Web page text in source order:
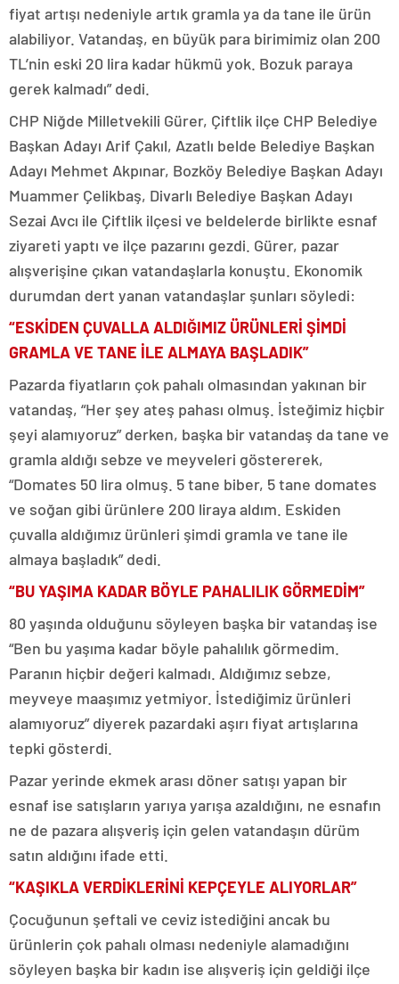
fiyat artışı nedeniyle artık gramla ya da tane ile ürün
alabiliyor. Vatandaş, en büyük para birimimiz olan 200
TL’nin eski 20 lira kadar hükmü yok. Bozuk paraya
gerek kalmadı” dedi.
CHP Niğde Milletvekili Gürer, Çiftlik ilçe CHP Belediye
Başkan Adayı Arif Çakıl, Azatlı belde Belediye Başkan
Adayı Mehmet Akpınar, Bozköy Belediye Başkan Adayı
Muammer Çelikbaş, Divarlı Belediye Başkan Adayı
Sezai Avcı ile Çiftlik ilçesi ve beldelerde birlikte esnaf
ziyareti yaptı ve ilçe pazarını gezdi. Gürer, pazar
alışverişine çıkan vatandaşlarla konuştu. Ekonomik
durumdan dert yanan vatandaşlar şunları söyledi:
“ESKİDEN ÇUVALLA ALDIĞIMIZ ÜRÜNLERİ ŞİMDİ
GRAMLA VE TANE İLE ALMAYA BAŞLADIK”
Pazarda fiyatların çok pahalı olmasından yakınan bir
vatandaş, “Her şey ateş pahası olmuş. İsteğimiz hiçbir
şeyi alamıyoruz” derken, başka bir vatandaş da tane ve
gramla aldığı sebze ve meyveleri göstererek,
“Domates 50 lira olmuş. 5 tane biber, 5 tane domates
ve soğan gibi ürünlere 200 liraya aldım. Eskiden
çuvalla aldığımız ürünleri şimdi gramla ve tane ile
almaya başladık” dedi.
“BU YAŞIMA KADAR BÖYLE PAHALILIK GÖRMEDİM”
80 yaşında olduğunu söyleyen başka bir vatandaş ise
“Ben bu yaşıma kadar böyle pahalılık görmedim.
Paranın hiçbir değeri kalmadı. Aldığımız sebze,
meyveye maaşımız yetmiyor. İstediğimiz ürünleri
alamıyoruz” diyerek pazardaki aşırı fiyat artışlarına
tepki gösterdi.
Pazar yerinde ekmek arası döner satışı yapan bir
esnaf ise satışların yarıya yarışa azaldığını, ne esnafın
ne de pazara alışveriş için gelen vatandaşın dürüm
satın aldığını ifade etti.
“KAŞIKLA VERDİKLERİNİ KEPÇEYLE ALIYORLAR”
Çocuğunun şeftali ve ceviz istediğini ancak bu
ürünlerin çok pahalı olması nedeniyle alamadığını
söyleyen başka bir kadın ise alışveriş için geldiği ilçe